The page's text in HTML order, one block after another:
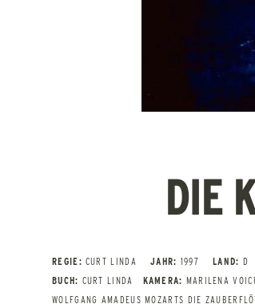
DIE
REGIE: CURT LINDA JAHR: 1997 LAND: D
BUCH: CURT LINDA KAMERA: MARILENA
WOLFGANG AMADEUS MOZARTS DIE